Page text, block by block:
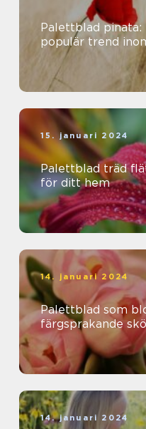
Palettblad pinata:
populär trend
15. januari 2024
Palettblad träd
för ditt hem
14. januari 2024
Palettblad som
färgsprakande
14. januari 2024